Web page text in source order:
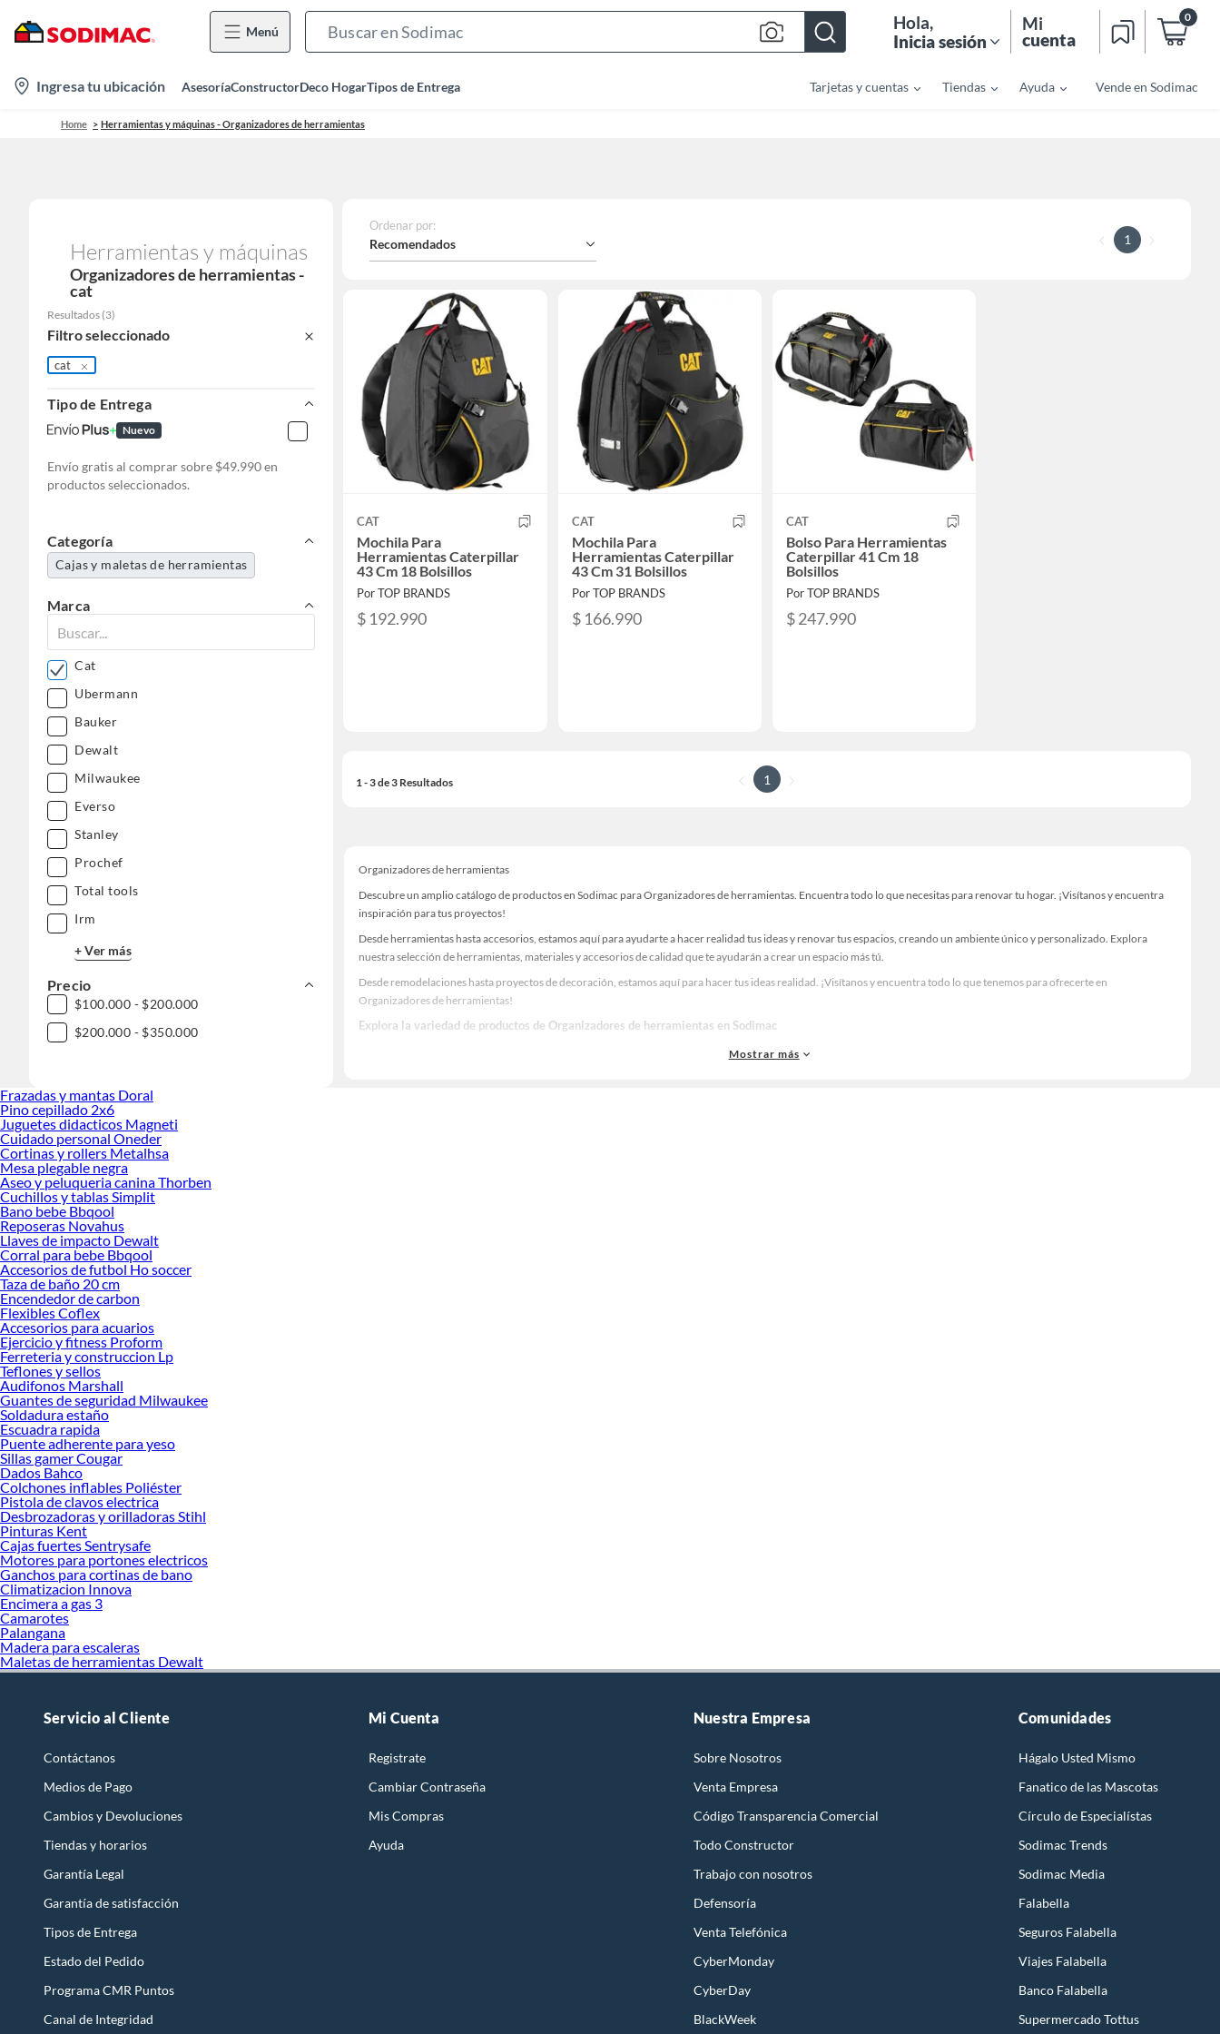
Menú
Bar
Hola,
Inicia sesión
Mi
cuenta
0
location-
icon
Ingresa tu ubicación AsesoríaConstructorDeco HogarTipos de Entrega Tarjetas y cuentas Tiendas Ayuda Vende en Sodimac
Home Herramientas y máquinas - Organizadores de herramientas
Herramientas y máquinas
Organizadores de herramientas -
cat
Resultados (3)
Filtro seleccionado
cat
Tipo de Entrega
Nuevo
Envío gratis al comprar sobre $49.990 en
productos seleccionados.
Categoría
Cajas y maletas de herramientas
Marca
Cat
Ubermann
Bauker
Dewalt
Milwaukee
Everso
Stanley
Prochef
Total tools
Irm
+ Ver más
Precio
$100.000 - $200.000
$200.000 - $350.000
Ordenar por:
Recomendados 1
CAT
Mochila Para
Herramientas Caterpillar
43 Cm 18 Bolsillos
Por TOP BRANDS
$ 192.990
CAT
Mochila Para
Herramientas Caterpillar
43 Cm 31 Bolsillos
Por TOP BRANDS
$ 166.990
CAT
Bolso Para Herramientas
Caterpillar 41 Cm 18
Bolsillos
Por TOP BRANDS
$ 247.990
1 - 3 de 3 Resultados 1
Organizadores de herramientas
Descubre un amplio catálogo de productos en Sodimac para Organizadores de herramientas. Encuentra todo lo que necesitas para renovar tu hogar. ¡Visítanos y encuentra
inspiración para tus proyectos!
Desde herramientas hasta accesorios, estamos aquí para ayudarte a hacer realidad tus ideas y renovar tus espacios, creando un ambiente único y personalizado. Explora
nuestra selección de herramientas, materiales y accesorios de calidad que te ayudarán a crear un espacio más tú.
Desde remodelaciones hasta proyectos de decoración, estamos aquí para hacer tus ideas realidad. ¡Visítanos y encuentra todo lo que tenemos para ofrecerte en
Organizadores de herramientas!
Explora la variedad de productos de Organizadores de herramientas en Sodimac
Herramientas, materiales y accesorios de calidad para tus proyectos y renovación de espacios. ¡Visítanos y descubre todo lo que tenemos para ofrecerte!
Mostrar más
Frazadas y mantas Doral
Pino cepillado 2x6
Juguetes didacticos Magneti
Cuidado personal Oneder
Cortinas y rollers Metalhsa
Mesa plegable negra
Aseo y peluqueria canina Thorben
Cuchillos y tablas Simplit
Bano bebe Bbqool
Reposeras Novahus
Llaves de impacto Dewalt
Corral para bebe Bbqool
Accesorios de futbol Ho soccer
Taza de baño 20 cm
Encendedor de carbon
Flexibles Coflex
Accesorios para acuarios
Ejercicio y fitness Proform
Ferreteria y construccion Lp
Teflones y sellos
Audifonos Marshall
Guantes de seguridad Milwaukee
Soldadura estaño
Escuadra rapida
Puente adherente para yeso
Sillas gamer Cougar
Dados Bahco
Colchones inflables Poliéster
Pistola de clavos electrica
Desbrozadoras y orilladoras Stihl
Pinturas Kent
Cajas fuertes Sentrysafe
Motores para portones electricos
Ganchos para cortinas de bano
Climatizacion Innova
Encimera a gas 3
Camarotes
Palangana
Madera para escaleras
Maletas de herramientas Dewalt
Servicio al Cliente
Contáctanos
Medios de Pago
Cambios y Devoluciones
Tiendas y horarios
Garantía Legal
Garantía de satisfacción
Tipos de Entrega
Estado del Pedido
Programa CMR Puntos
Canal de Integridad
Mi Cuenta
Registrate
Cambiar Contraseña
Mis Compras
Ayuda
Nuestra Empresa
Sobre Nosotros
Venta Empresa
Código Transparencia Comercial
Todo Constructor
Trabajo con nosotros
Defensoría
Venta Telefónica
CyberMonday
CyberDay
BlackWeek
Comunidades
Hágalo Usted Mismo
Fanatico de las Mascotas
Círculo de Especialístas
Sodimac Trends
Sodimac Media
Falabella
Seguros Falabella
Viajes Falabella
Banco Falabella
Supermercado Tottus